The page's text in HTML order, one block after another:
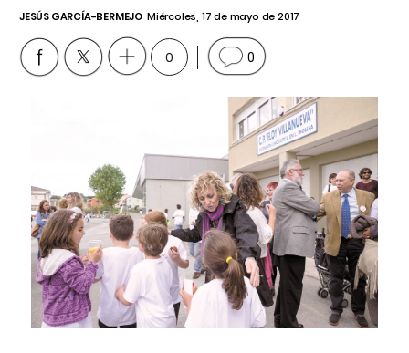
JESÚS GARCÍA-BERMEJO Miércoles, 17 de mayo de 2017
0 0